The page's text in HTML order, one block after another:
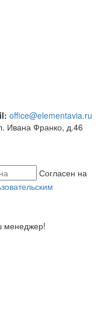
office@elementavia.ru
Ивана Франко, д.46
Согласен на
менеджер!